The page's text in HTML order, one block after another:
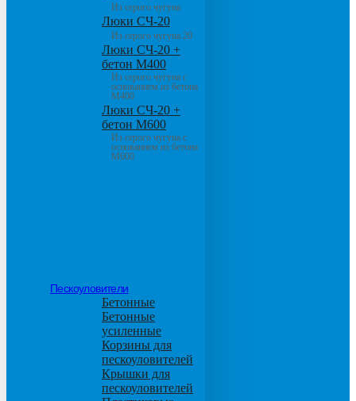
Из серого чугуна
Люки СЧ-20
Из серого чугуна 20
Люки СЧ-20 +
бетон М400
Из серого чугуна с
основанием из бетона
М400
Люки СЧ-20 +
бетон М600
Из серого чугуна с
основанием из бетона
М600
Пескоуловители
Бетонные
Бетонные
усиленные
Корзины для
пескоуловителей
Крышки для
пескоуловителей